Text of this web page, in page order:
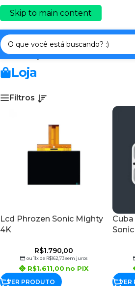
Skip to main content
Início/PEÇAS E ACESSÓRIOS/
Loja
Filtros
Lcd Phrozen Sonic Mighty
4K
R$1.790,00
ou 11x de R$162,73sem juros
R$1.611,00 no PIX
VER PRODUTO VER